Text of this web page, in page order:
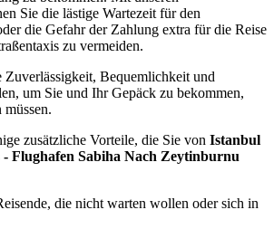
Sie die lästige Wartezeit für den
die Gefahr der Zahlung extra für die Reise
zu vermeiden.
Zuverlässigkeit, Bequemlichkeit und
um Sie und Ihr Gepäck zu bekommen,
zusätzliche Vorteile, die Sie von Istanbul
Flughafen Sabiha Nach Zeytinburnu
die nicht warten wollen oder sich in